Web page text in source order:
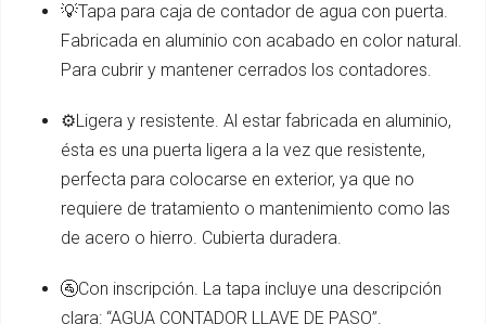
💡Tapa para caja de contador de agua con puerta.
Fabricada en aluminio con acabado en color natural.
Para cubrir y mantener cerrados los contadores.
⚙️Ligera y resistente. Al estar fabricada en aluminio,
ésta es una puerta ligera a la vez que resistente,
perfecta para colocarse en exterior, ya que no
requiere de tratamiento o mantenimiento como las
de acero o hierro. Cubierta duradera.
🚰Con inscripción. La tapa incluye una descripción
clara: “AGUA CONTADOR LLAVE DE PASO”.